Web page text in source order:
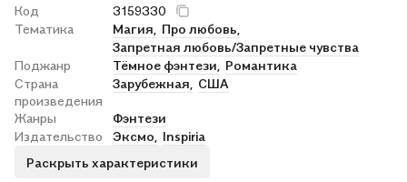
Код
3159330
Тематика
Магия,
Про любовь,
Запретная любовь/Запретные чувства
Поджанр
Тёмное фэнтези,
Романтика
Страна
произведения
Зарубежная, США
Жанры
Фэнтези
Издательство
Эксмо,
Inspiria
Раскрыть характеристики